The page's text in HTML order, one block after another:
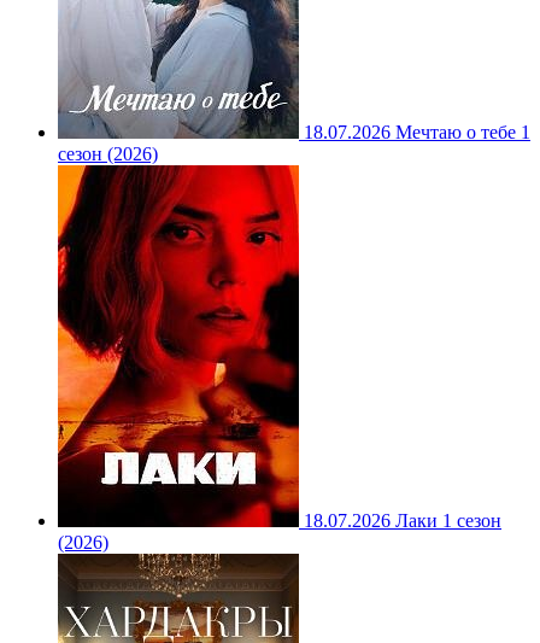
18.07.2026 Мечтаю о тебе 1
сезон (2026)
18.07.2026 Лаки 1 сезон
(2026)